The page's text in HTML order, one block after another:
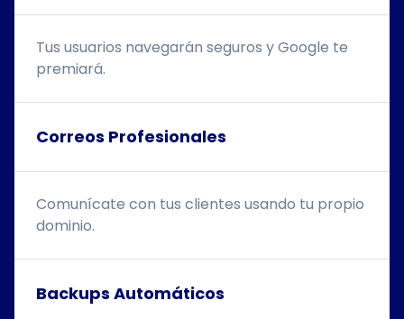
Tus usuarios navegarán seguros y Google te
premiará.
Correos Profesionales
Comunícate con tus clientes usando tu propio
dominio.
Backups Automáticos